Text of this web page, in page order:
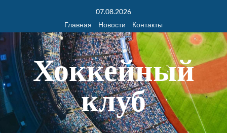
07.08.2026
Главная
Новости Контакты
Хоккейный
клуб